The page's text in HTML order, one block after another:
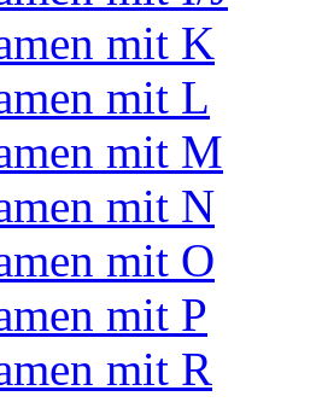
mit K
mit L
mit M
mit N
mit O
mit P
mit R